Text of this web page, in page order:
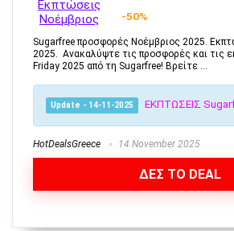
-50%
Sugarfree προσφορές Νοέμβριος 2025.
2025. Ανακαλύψτε τις προσφορές και τις
Friday 2025 από τη Sugarfree! Βρείτε ...
Update - 14-11-2025 ΕΚΠΤΩΣΕΙΣ
HotDealsGreece 14 November 2025
ΔΕΣ ΤΟ DEAL